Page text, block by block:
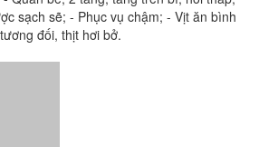
sạch sẽ; - Phục vụ chậm; - Vịt ăn bình
đối, thịt hơi bở.